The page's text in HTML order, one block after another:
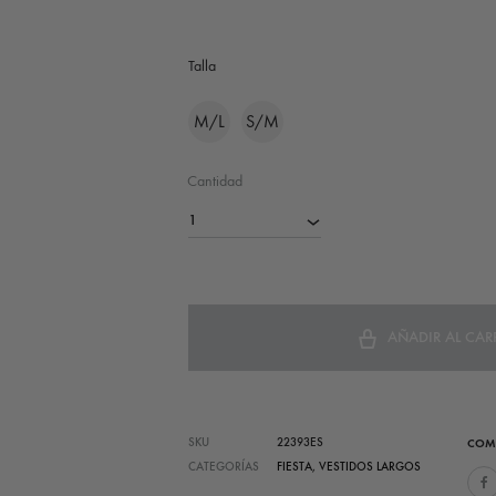
Talla
M/L S/M
Cantidad
1
SKU
22393ES
CATEGORÍAS
FIESTA, VESTIDOS LARGOS